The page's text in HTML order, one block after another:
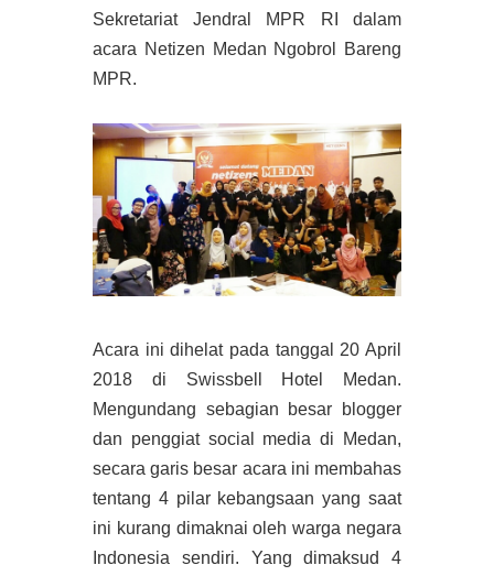
Sekretariat Jendral MPR RI dalam
acara Netizen Medan Ngobrol Bareng
MPR.
Acara ini dihelat pada tanggal 20 April
2018 di Swissbell Hotel Medan.
Mengundang sebagian besar blogger
dan penggiat social media di Medan,
secara garis besar acara ini membahas
tentang 4 pilar kebangsaan yang saat
ini kurang dimaknai oleh warga negara
Indonesia sendiri. Yang dimaksud 4